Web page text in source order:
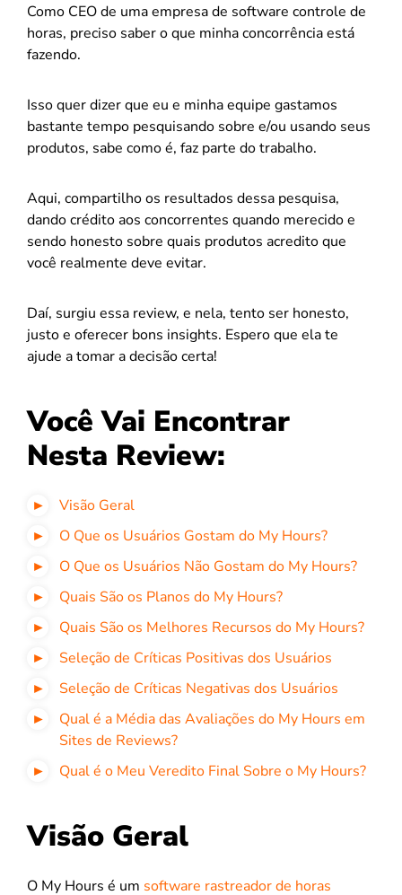
Como CEO de uma empresa de software controle de
horas, preciso saber o que minha concorrência está
fazendo.
Isso quer dizer que eu e minha equipe gastamos
bastante tempo pesquisando sobre e/ou usando seus
produtos, sabe como é, faz parte do trabalho.
Aqui, compartilho os resultados dessa pesquisa,
dando crédito aos concorrentes quando merecido e
sendo honesto sobre quais produtos acredito que
você realmente deve evitar.
Daí, surgiu essa review, e nela, tento ser honesto,
justo e oferecer bons insights. Espero que ela te
ajude a tomar a decisão certa!
Você Vai Encontrar
Nesta Review:
Visão Geral
O Que os Usuários Gostam do My Hours?
O Que os Usuários Não Gostam do My Hours?
Quais São os Planos do My Hours?
Quais São os Melhores Recursos do My Hours?
Seleção de Críticas Positivas dos Usuários
Seleção de Críticas Negativas dos Usuários
Qual é a Média das Avaliações do My Hours em
Sites de Reviews?
Qual é o Meu Veredito Final Sobre o My Hours?
Visão Geral
O My Hours é um software rastreador de horas